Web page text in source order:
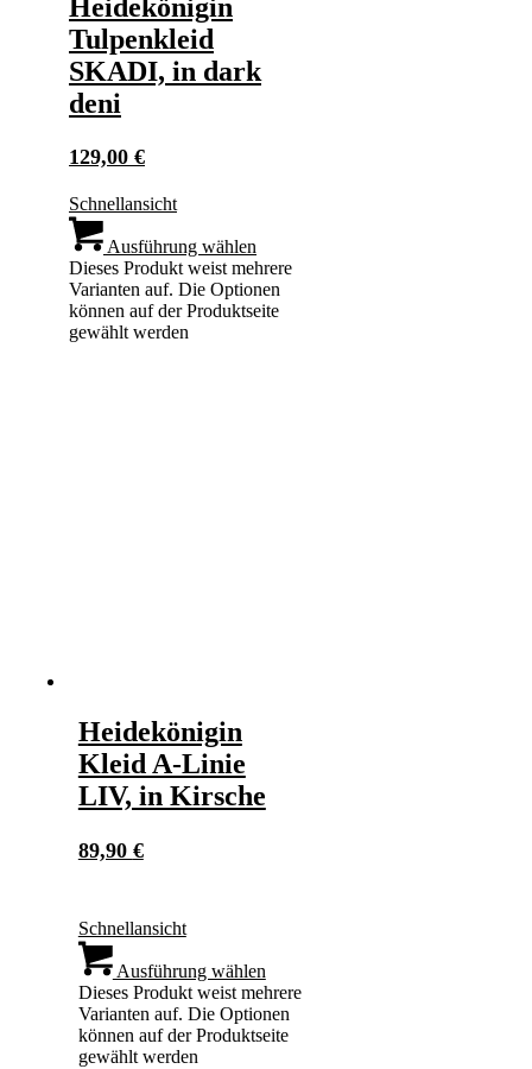
Heidekönigin
Tulpenkleid
SKADI, in dark
deni
129,00 €
Schnellansicht
Ausführung wählen
Dieses Produkt weist mehrere
Varianten auf. Die Optionen
können auf der Produktseite
gewählt werden
Heidekönigin
Kleid A-Linie
LIV, in Kirsche
89,90 €
Schnellansicht
Ausführung wählen
Dieses Produkt weist mehrere
Varianten auf. Die Optionen
können auf der Produktseite
gewählt werden